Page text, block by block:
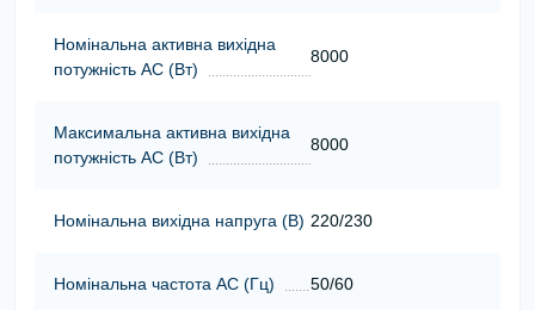
Номінальна активна вихідна
потужність АС (Вт)
8000
Максимальна активна вихідна
потужність АС (Вт)
8000
Номінальна вихідна напруга (В) 220/230
Номінальна частота АС (Гц) 50/60